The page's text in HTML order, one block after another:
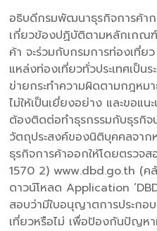
อธิบดีกรมพัฒนาธุรกิจการค้าก
เกี่ยวข้องปฏิบัติตามหลักเกณ
ค้า จะร่วมกับกรมการท่องเที่ย
แหล่งท่องเที่ยวทั่วประเทศเป็น
ข่ายกระทำความผิดตามกฎหม
ไม่ให้เป็นเยี่ยงอย่าง และขอแน
ต้องติดต่อทำธุรกรรมกับธุรกิจ
วัตถุประสงค์ของนิติบุคคลจา
ธุรกิจการค้าออกให้โดยตรวจ
1570 2) www.dbd.go.th (ค
ดาวน์โหลด Application
สอบว่ามีใบอนุญาตการประกอ
เที่ยวหรือไม่ เพื่อป้องกันปัญห